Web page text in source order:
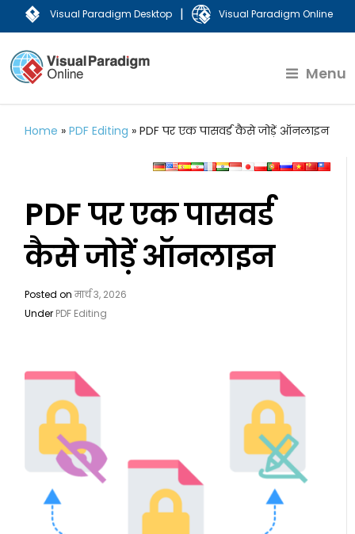
Visual Paradigm Desktop | Visual Paradigm Online
Menu
Home »PDF Editing »PDF पर एक पासवर्ड कैसे जोड़ें ऑनलाइन
PDF पर एक पासवर्ड
कैसे जोड़ें ऑनलाइन
Posted onमार्च 3, 2026
Under PDF Editing